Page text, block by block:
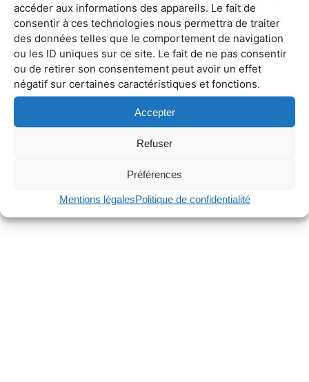
accéder aux informations des appareils. Le fait de
consentir à ces technologies nous permettra de traiter
des données telles que le comportement de navigation
ou les ID uniques sur ce site. Le fait de ne pas consentir
ou de retirer son consentement peut avoir un effet
négatif sur certaines caractéristiques et fonctions.
Accepter
Refuser
Préférences
Mentions légalesPolitique de confidentialité